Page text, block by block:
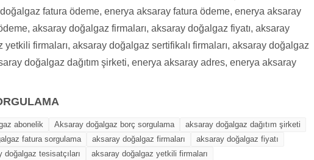
fatura ödeme, enerya aksaray fatura ödeme, enerya aksaray
aksaray doğalgaz firmaları, aksaray doğalgaz fiyatı, aksaray
firmaları, aksaray doğalgaz sertifikalı firmaları, aksaray doğalgaz
doğalgaz dağıtım şirketi, enerya aksaray adres, enerya aksaray
abonelik Aksaray doğalgaz borç sorgulama
aksaray doğalgaz dağıtım şirketi
fatura sorgulama aksaray doğalgaz firmaları
aksaray doğalgaz fiyatı
doğalgaz tesisatçıları
aksaray doğalgaz yetkili firmaları